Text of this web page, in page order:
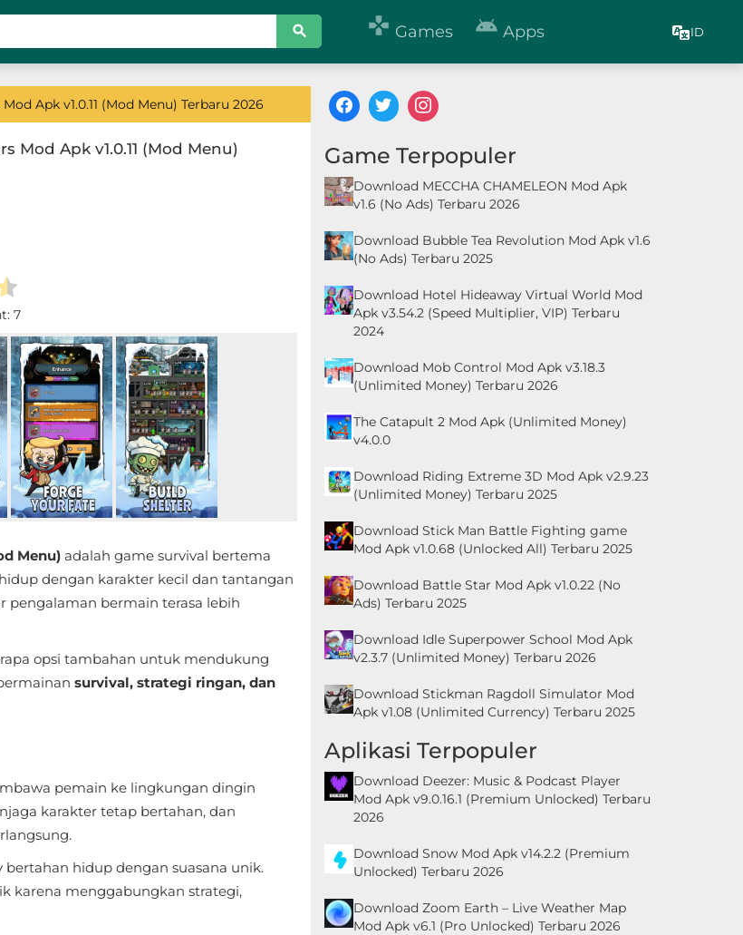
 Games  Apps ID
Apk v1.0.11 (Mod Menu) Terbaru 2026
Mod Apk v1.0.11 (Mod Menu)
7
Menu) adalah game survival bertema
dengan karakter kecil dan tantangan
pengalaman bermain terasa lebih
opsi tambahan untuk mendukung
survival, strategi ringan, dan
pemain ke lingkungan dingin
karakter tetap bertahan, dan
hidup dengan suasana unik.
karena menggabungkan strategi,
Game Terpopuler
Download MECCHA CHAMELEON Mod Apk
v1.6 (No Ads) Terbaru 2026
Download Bubble Tea Revolution Mod Apk v1.6
(No Ads) Terbaru 2025
Download Hotel Hideaway Virtual World Mod
Apk v3.54.2 (Speed Multiplier, VIP) Terbaru
2024
Download Mob Control Mod Apk v3.18.3
(Unlimited Money) Terbaru 2026
The Catapult 2 Mod Apk (Unlimited Money)
v4.0.0
Download Riding Extreme 3D Mod Apk v2.9.23
(Unlimited Money) Terbaru 2025
Download Stick Man Battle Fighting game
Mod Apk v1.0.68 (Unlocked All) Terbaru 2025
Download Battle Star Mod Apk v1.0.22 (No
Ads) Terbaru 2025
Download Idle Superpower School Mod Apk
v2.3.7 (Unlimited Money) Terbaru 2026
Download Stickman Ragdoll Simulator Mod
Apk v1.08 (Unlimited Currency) Terbaru 2025
Aplikasi Terpopuler
Download Deezer: Music & Podcast Player
Mod Apk v9.0.16.1 (Premium Unlocked) Terbaru
2026
Download Snow Mod Apk v14.2.2 (Premium
Unlocked) Terbaru 2026
Download Zoom Earth – Live Weather Map
Mod Apk v6.1 (Pro Unlocked) Terbaru 2026